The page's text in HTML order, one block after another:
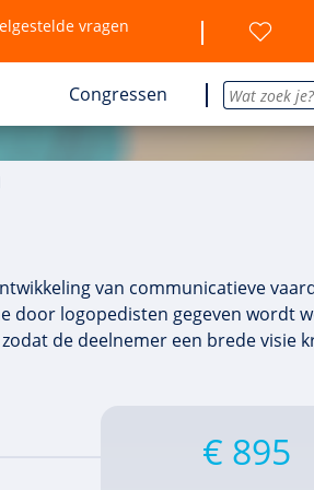
vragen
Congressen
van communicatieve
door logopedisten gegeven wordt
de deelnemer een brede visie
€ 895